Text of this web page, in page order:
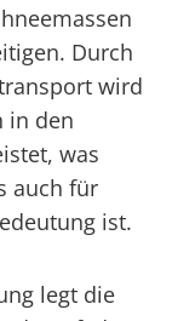
Durch
wird
in den
was
auch für
ist.
legt die